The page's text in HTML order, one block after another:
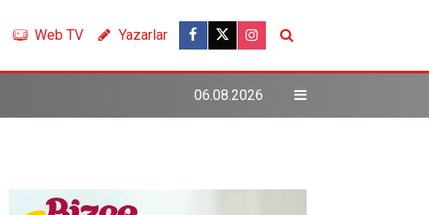
Web TV Yazarlar
06.08.2026